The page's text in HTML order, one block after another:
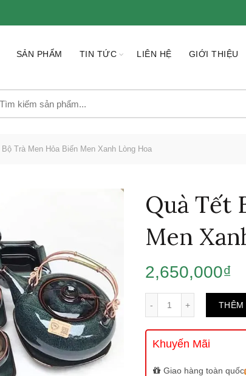
SẢN PHẨM TIN TỨC LIÊN HỆ GIỚI THIỆU
Trà Men Hỏa Biến Men Xanh Lòng Hoa
Quà Tết
Men
2,650,000₫
THÊM
Khuyến Mãi
Giao hàng toàn quốc